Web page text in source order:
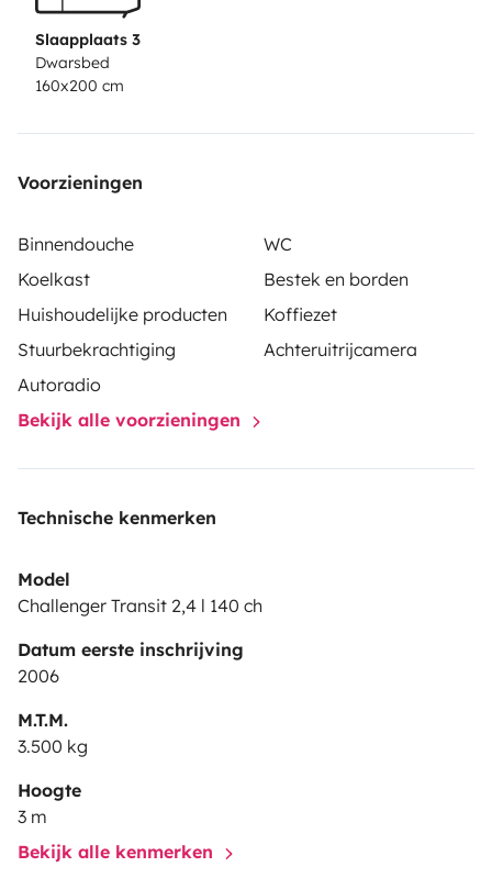
Slaapplaats 3
Dwarsbed
160x200 cm
Voorzieningen
Binnendouche
WC
Koelkast
Bestek en borden
Huishoudelijke producten
Koffiezet
Stuurbekrachtiging
Achteruitrijcamera
Autoradio
Bekijk alle voorzieningen
Technische kenmerken
Model
Challenger Transit 2,4 l 140 ch
Datum eerste inschrijving
2006
M.T.M.
3.500 kg
Hoogte
3 m
Bekijk alle kenmerken